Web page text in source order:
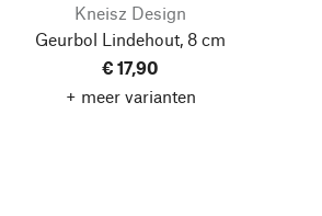
Kneisz Design
Geurbol Lindehout, 8 cm
€ 17,90
+ meer varianten